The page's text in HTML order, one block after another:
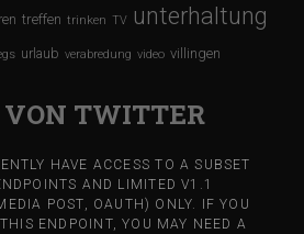
treffen trinken TV unterhaltung
urlaub verabredung video villingen
TWITTER
HAVE ACCESS TO A SUBSET
AND LIMITED V1.1
POST, OAUTH) ONLY. IF YOU
ENDPOINT, YOU MAY NEED A